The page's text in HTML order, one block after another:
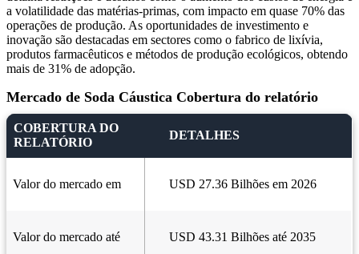
a volatilidade das matérias-primas, com impacto em quase 70% das
operações de produção. As oportunidades de investimento e
inovação são destacadas em sectores como o fabrico de lixívia,
produtos farmacêuticos e métodos de produção ecológicos, obtendo
mais de 31% de adopção.
Mercado de Soda Cáustica Cobertura do relatório
COBERTURA DO
RELATÓRIO
DETALHES
Valor do mercado em USD 27.36 Bilhões em 2026
Valor do mercado até USD 43.31 Bilhões até 2035